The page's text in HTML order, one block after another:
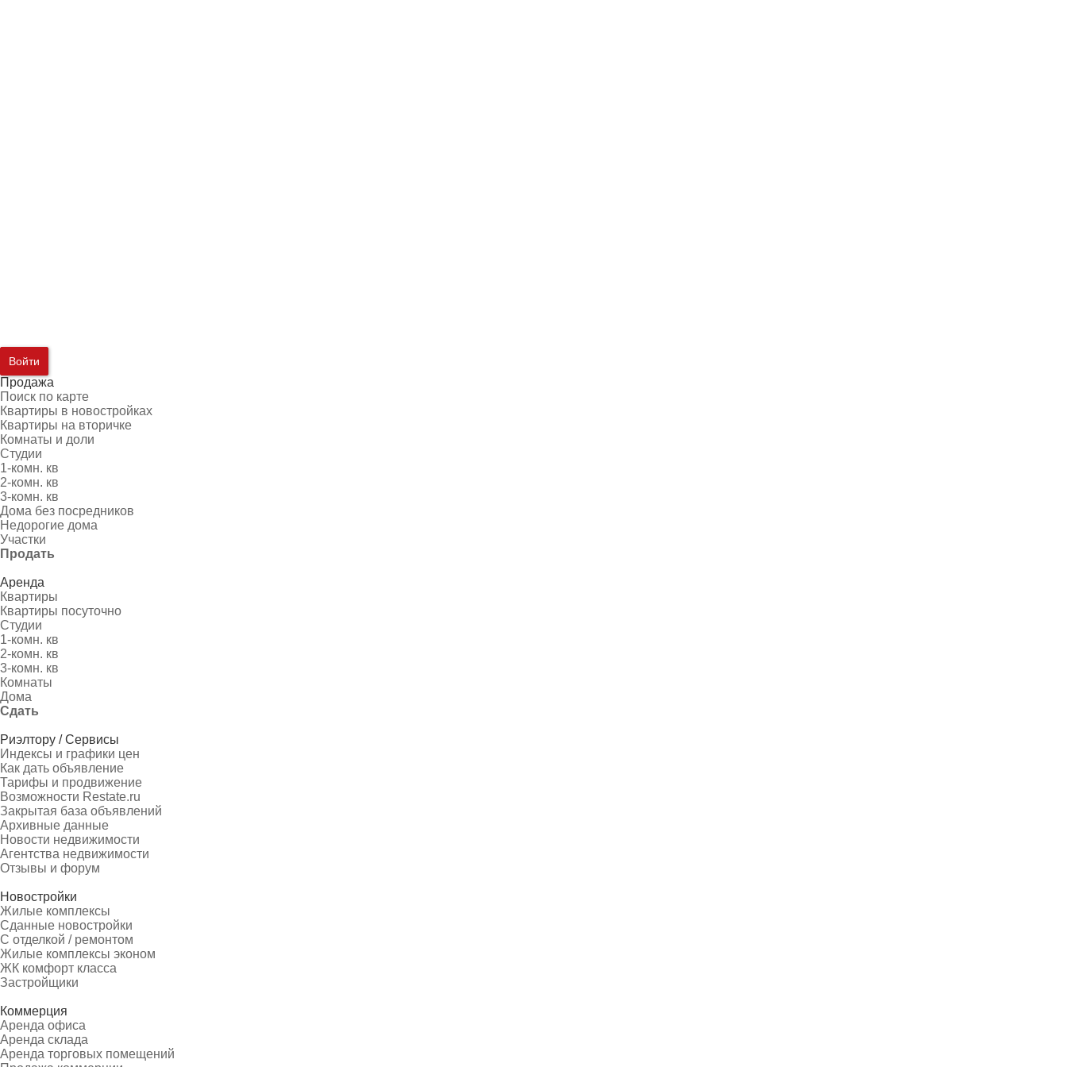
Войти
Продажа
Поиск по карте
Квартиры в новостройках
Квартиры на вторичке
Комнаты и доли
Студии
1-комн. кв
2-комн. кв
3-комн. кв
Дома без посредников
Недорогие дома
Участки
Продать
Аренда
Квартиры
Квартиры посуточно
Студии
1-комн. кв
2-комн. кв
3-комн. кв
Комнаты
Дома
Сдать
Риэлтору / Сервисы
Индексы и графики цен
Как дать объявление
Тарифы и продвижение
Возможности Restate.ru
Закрытая база объявлений
Архивные данные
Новости недвижимости
Агентства недвижимости
Отзывы и форум
Новостройки
Жилые комплексы
Сданные новостройки
С отделкой / ремонтом
Жилые комплексы эконом
ЖК комфорт класса
Застройщики
Коммерция
Аренда офиса
Аренда склада
Аренда торговых помещений